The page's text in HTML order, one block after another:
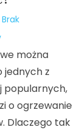
Brak
można
jednych z
popularnych,
o ogrzewanie
Dlaczego tak